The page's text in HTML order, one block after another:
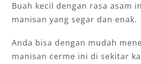
Buah kecil dengan rasa asam
manisan yang segar dan enak.
Anda bisa dengan mudah
manisan cerme ini di sekitar